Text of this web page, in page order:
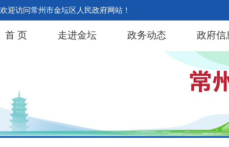
欢迎访问常州市金坛区人民政府网站！
首 页 走进金坛 政务动态 政府信